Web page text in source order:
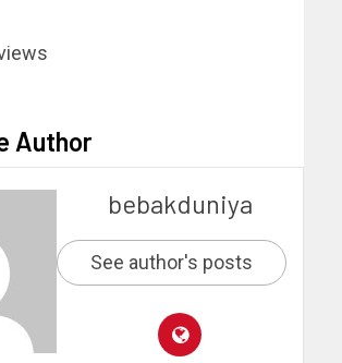
Author
bebakduniya
See author's posts